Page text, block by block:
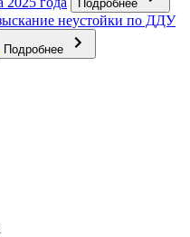
Подробнее
неустойки по ДДУ
Подробнее